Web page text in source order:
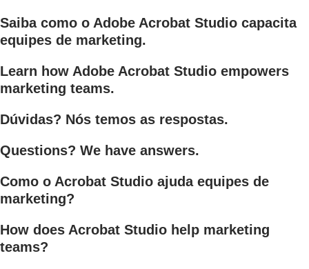
Saiba como o Adobe Acrobat Studio capacita
equipes de marketing.
Learn how Adobe Acrobat Studio empowers
marketing teams.
Dúvidas? Nós temos as respostas.
Questions? We have answers.
Como o Acrobat Studio ajuda equipes de
marketing?
How does Acrobat Studio help marketing
teams?